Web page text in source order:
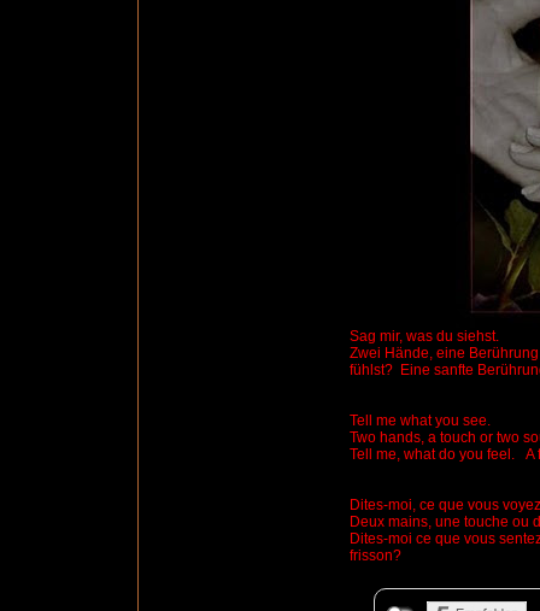
Sag mir, was du siehst.
Zwei Hände, eine
fühlst? Eine sanfte
Tell me what you see.
Two hands, a touch or two
Tell me, what do you feel.
A
Dites-moi, ce que vous
Deux mains, une touche ou
Dites-moi ce que vous
frisson?